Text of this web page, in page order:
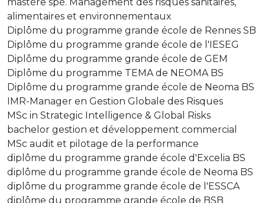
alimentaires et environnementaux
Diplôme du programme grande école de Rennes SB
Diplôme du programme grande école de l'IESEG
Diplôme du programme grande école de GEM
Diplôme du programme TEMA de NEOMA BS
Diplôme du programme grande école de Neoma BS
IMR-Manager en Gestion Globale des Risques
MSc in Strategic Intelligence & Global Risks
bachelor gestion et développement commercial
MSc audit et pilotage de la performance
diplôme du programme grande école d'Excelia BS
diplôme du programme grande école de Neoma BS
diplôme du programme grande école de l'ESSCA
diplôme du programme grande école de BSB